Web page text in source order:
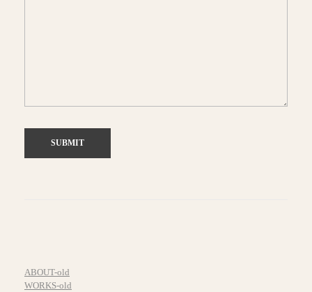
ABOUT-old
WORKS-old